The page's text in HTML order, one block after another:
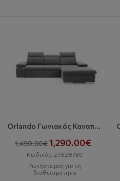
Orlando Γωνιακός Καναπές Με Κρεβάτι Και Αποθηκευτικό Χώρο
1,490.00€1,290.00€
Κωδικός: 27.628780
Ρωτήστε μας για τη
διαθεσιμότητα